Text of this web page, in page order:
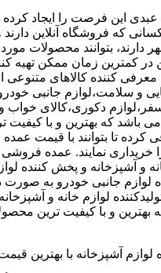
را ایجاد کرده تا تمام
آنلاین دارند و یا
محصولات مورد نیاز خود
زمان ممکن تهیه کنند. عمده
کالاهای متنوعی از جمله
جانبی خودرو،بازی و
دکوری،کالای خواب و
بهترین و با کیفیت ترین
با قیمت عمده و برابر
عمده فروشی آنلاین
و پخش کننده لوازم زیبایی
خودرو به صورت دست
لوازم خانه و آشپزخانه همکاری
کیفیت ترین محصولات را
با بهترین قیمت